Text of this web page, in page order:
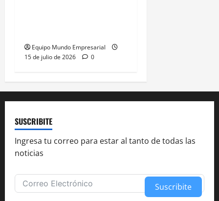
Equipo Mundo Empresarial
15 de julio de 2026
0
SUSCRIBITE
Ingresa tu correo para estar al tanto de todas las
noticias
Suscribite